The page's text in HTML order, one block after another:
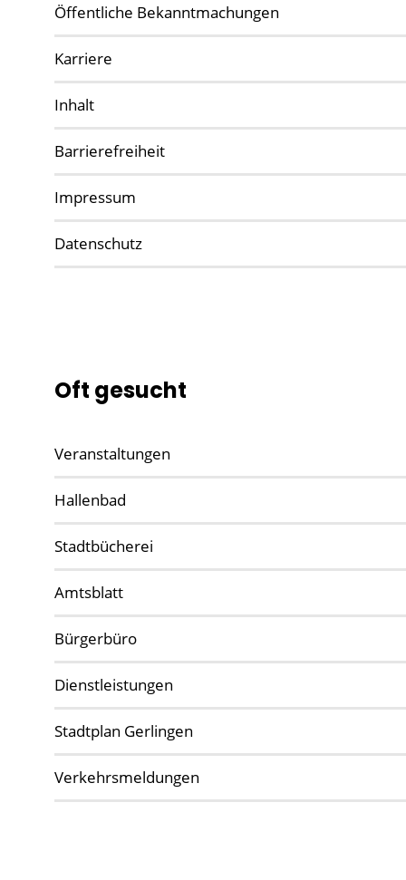
Öffentliche Bekanntmachungen
Karriere
Inhalt
Barrierefreiheit
Impressum
Datenschutz
Oft gesucht
Veranstaltungen
Hallenbad
Stadtbücherei
Amtsblatt
Bürgerbüro
Dienstleistungen
Stadtplan Gerlingen
Verkehrsmeldungen